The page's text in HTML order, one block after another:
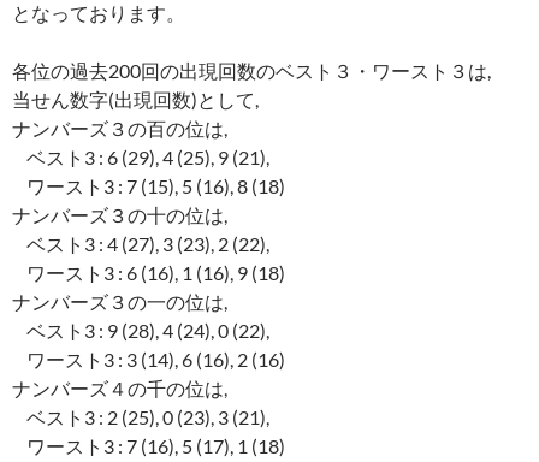
となっております。
各位の過去200回の出現回数のベスト３・ワースト３は,
当せん数字(出現回数)として,
ナンバーズ３の百の位は,
ベスト3 : 6 (29), 4 (25), 9 (21),
ワースト3 : 7 (15), 5 (16), 8 (18)
ナンバーズ３の十の位は,
ベスト3 : 4 (27), 3 (23), 2 (22),
ワースト3 : 6 (16), 1 (16), 9 (18)
ナンバーズ３の一の位は,
ベスト3 : 9 (28), 4 (24), 0 (22),
ワースト3 : 3 (14), 6 (16), 2 (16)
ナンバーズ４の千の位は,
ベスト3 : 2 (25), 0 (23), 3 (21),
ワースト3 : 7 (16), 5 (17), 1 (18)